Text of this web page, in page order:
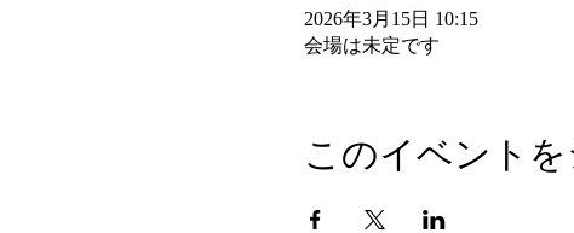
2026年3月15日 10:15
会場は未定です
このイベント